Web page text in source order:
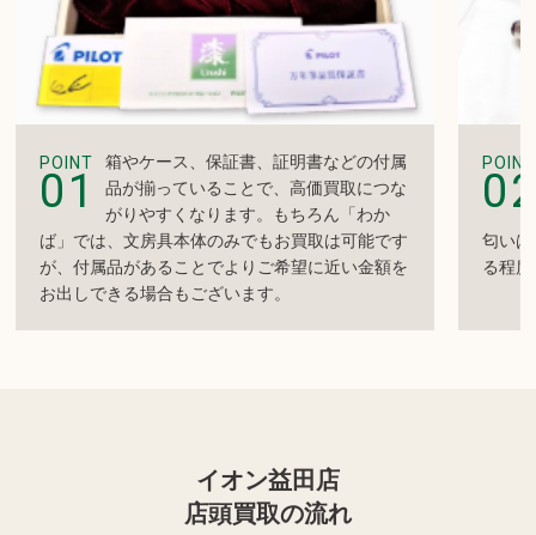
POINT
01
箱やケース、保証書、証明書などの付属
品が揃っていることで、高価買取につな
がりやすくなります。もちろん「わか
ば」では、文房具本体のみでもお買取は可能です
が、付属品があることでよりご希望に近い金額を
お出しできる場合もございます。
POINT
匂い
る程
イオン益田店
店頭買取の流れ